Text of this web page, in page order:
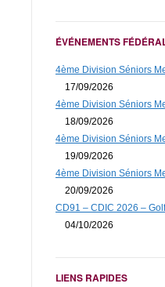
ÉVÉNEMENTS
4ème Division Séniors
17/09/2026
4ème Division Séniors
18/09/2026
4ème Division Séniors
19/09/2026
4ème Division Séniors
20/09/2026
CD91 – CDIC 2026 –
04/10/2026
LIENS RAPIDES